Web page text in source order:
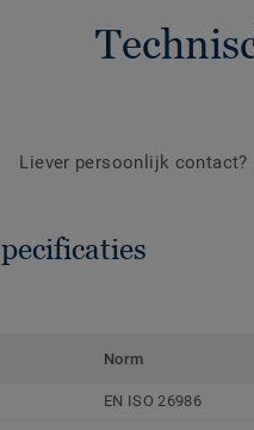
Liever persoonlijk contact?
Norm
EN ISO 26986